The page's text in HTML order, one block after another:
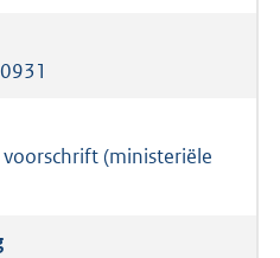
(ministeriële